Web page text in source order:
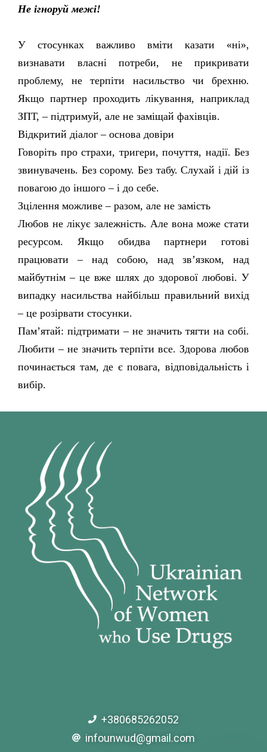
Не ігноруй межі!
У стосунках важливо вміти казати «ні»,
визнавати власні потреби, не прикривати
проблему, не терпіти насильство чи брехню.
Якщо партнер проходить лікування, наприклад
ЗПТ, – підтримуй, але не заміщай фахівців.
Відкритий діалог – основа довіри
Говоріть про страхи, тригери, почуття, надії. Без
звинувачень. Без сорому. Без табу. Слухай і дій із
повагою до іншого – і до себе.
Зцілення можливе – разом, але не замість
Любов не лікує залежність. Але вона може стати
ресурсом. Якщо обидва партнери готові
працювати – над собою, над зв’язком, над
майбутнім – це вже шлях до здорової любові. У
випадку насильства найбільш правильний вихід
– це розірвати стосунки.
Пам’ятай: підтримати – не значить тягти на собі.
Любити – не значить терпіти все. Здорова любов
починається там, де є повага, відповідальність і
вибір.
+380685262052
infounwud@gmail.com